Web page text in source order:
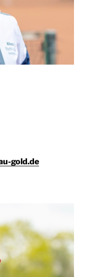
gold.de